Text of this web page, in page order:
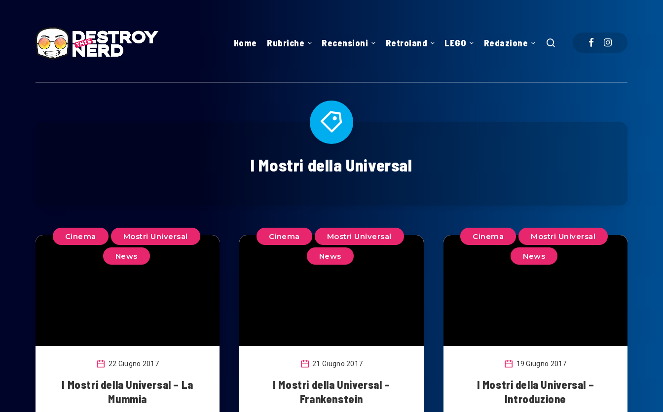
Home Rubriche Recensioni Retroland LEGO Redazione
I Mostri della Universal
Cinema Mostri Universal
News
22 Giugno 2017
I Mostri della Universal – La
Mummia
Cinema Mostri Universal
News
21 Giugno 2017
I Mostri della Universal –
Frankenstein
Cinema Mostri Universal
News
19 Giugno 2017
I Mostri della Universal –
Introduzione